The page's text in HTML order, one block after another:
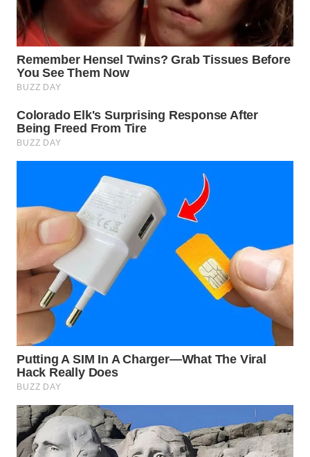
WN
BINTAN
WN
WN
LIKUPANG
WN
BORNEO
Wahana
Group
WAHANA
NEWS
WAHANA
TANI
WAHANA